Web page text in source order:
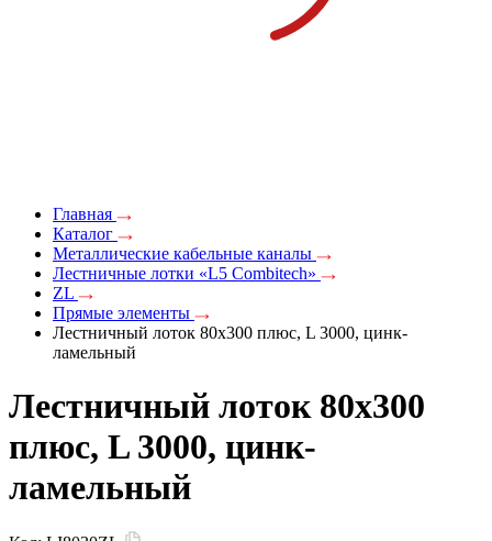
Главная
Каталог
Металлические кабельные каналы
Лестничные лотки «L5 Combitech»
ZL
Прямые элементы
Лестничный лоток 80х300 плюс, L 3000, цинк-
ламельный
Лестничный лоток 80х300
плюс, L 3000, цинк-
ламельный